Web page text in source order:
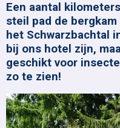
Een aantal
steil pad de bergkam
het Schwarzbachtal
bij ons hotel zijn,
geschikt voor
zo te zien!